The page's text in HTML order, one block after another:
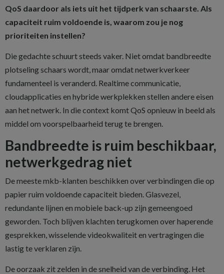
QoS daardoor als iets uit het tijdperk van schaarste. Als
capaciteit ruim voldoende is, waarom zou je nog
prioriteiten instellen?
Die gedachte schuurt steeds vaker. Niet omdat bandbreedte
plotseling schaars wordt, maar omdat netwerkverkeer
fundamenteel is veranderd. Realtime communicatie,
cloudapplicaties en hybride werkplekken stellen andere eisen
aan het netwerk. In die context komt QoS opnieuw in beeld als
middel om voorspelbaarheid terug te brengen.
Bandbreedte is ruim beschikbaar,
netwerkgedrag niet
De meeste mkb-klanten beschikken over verbindingen die op
papier ruim voldoende capaciteit bieden. Glasvezel,
redundante lijnen en mobiele back-up zijn gemeengoed
geworden. Toch blijven klachten terugkomen over haperende
gesprekken, wisselende videokwaliteit en vertragingen die
lastig te verklaren zijn.
De oorzaak zit zelden in de snelheid van de verbinding. Het